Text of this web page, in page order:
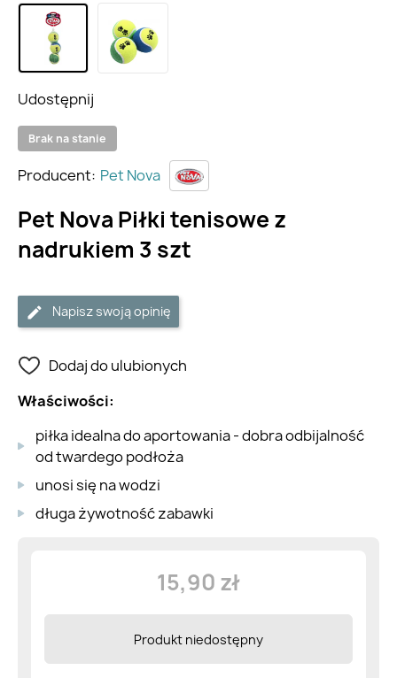
Brak na stanie
Pet Nova Piłki tenisowe z
nadrukiem 3 szt
Producent: Pet Nova
Napisz swoją opinię
Dodaj do ulubionych
Właściwości:
piłka idealna do aportowania - dobra odbijalność
od twardego podłoża
unosi się na wodzi
długa żywotność zabawki
Udostępnij
15,90 zł
Produkt niedostępny